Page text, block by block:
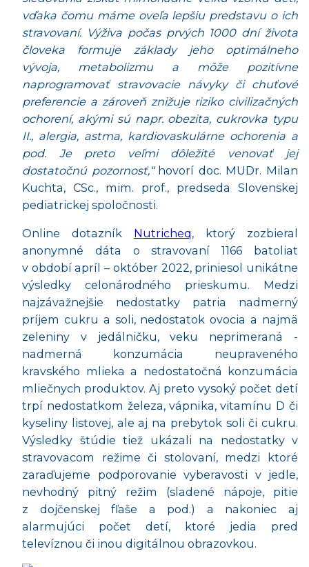
vďaka čomu máme oveľa lepšiu predstavu o ich
stravovaní. Výživa počas prvých 1000 dní života
človeka formuje základy jeho optimálneho
vývoja, metabolizmu a môže pozitívne
naprogramovať stravovacie návyky či chuťové
preferencie a zároveň znižuje riziko civilizačných
ochorení, akými sú napr. obezita, cukrovka typu
II., alergia, astma, kardiovaskulárne ochorenia a
pod. Je preto veľmi dôležité venovať jej
dostatočnú pozornosť,“hovorí doc. MUDr. Milan
Kuchta, CSc., mim. prof., predseda Slovenskej
pediatrickej spoločnosti.
Online dotazník Nutricheq, ktorý zozbieral
anonymné dáta o stravovaní 1166 batoliat
v období apríl – október 2022, priniesol unikátne
výsledky celonárodného prieskumu. Medzi
najzávažnejšie nedostatky patria nadmerný
príjem cukru a soli, nedostatok ovocia a najmä
zeleniny v jedálničku, veku neprimeraná -
nadmerná konzumácia neupraveného
kravského mlieka a nedostatočná konzumácia
mliečnych produktov. Aj preto vysoký počet detí
trpí nedostatkom železa, vápnika, vitamínu D či
kyseliny listovej, ale aj na prebytok soli či cukru.
Výsledky štúdie tiež ukázali na nedostatky v
stravovacom režime či stolovaní, medzi ktoré
zaraďujeme podporovanie vyberavosti v jedle,
nevhodný pitný režim (sladené nápoje, pitie
z dojčenskej fľaše a pod.) a nakoniec aj
alarmujúci počet detí, ktoré jedia pred
televíznou či inou digitálnou obrazovkou.